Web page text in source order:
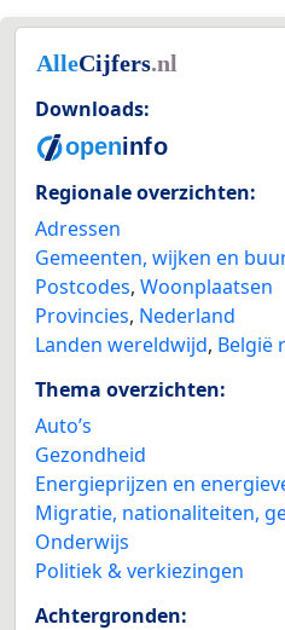
Downloads:
Regionale overzichten:
Adressen
Gemeenten, wijken en
Postcodes, Woonplaatsen
Provincies, Nederland
Landen wereldwijd, België
Thema overzichten:
Auto’s
Gezondheid
Energieprijzen en
Migratie, nationaliteiten,
Onderwijs
Politiek & verkiezingen
Achtergronden: